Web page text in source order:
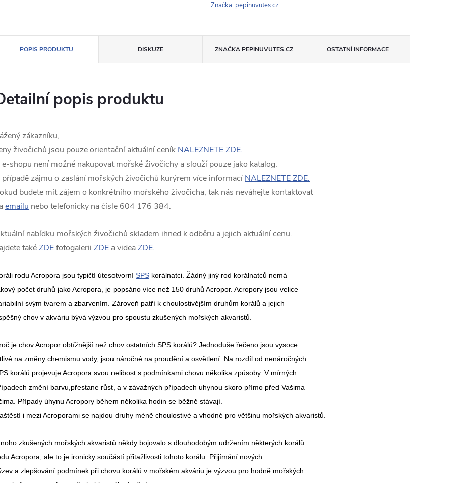
Značka: pepinuvutes.cz
POPIS PRODUKTU DISKUZE ZNAČKA PEPINUVUTES.CZ OSTATNÍ INFORMACE
popis produktu
zákazníku,
živočichů jsou pouze orientační aktuální ceník NALEZNETE ZDE.
e-shopu není možné nakupovat mořské živočichy a slouží pouze jako katalog.
případě zájmu o zaslání mořských živočichů kurýrem více informací NALEZNETE ZDE.
budete mít zájem o konkrétního mořského živočicha, tak nás neváhejte kontaktovat
emailu nebo telefonicky na čísle 604 176 384.
nabídku mořských živočichů skladem ihned k odběru a jejich aktuální cenu.
takéZDEfotogalerii ZDE a videaZDE.
rodu Acropora jsou typičtí útesotvorní SPS korálnatci. Žádný jiný rod korálnatců nemá
počet druhů jako Acropora, je popsáno více než 150 druhů Acropor. Acropory jsou velice
svým tvarem a zbarvením. Zároveň patří k choulostivějším druhům korálů a jejich
chov v akváriu bývá výzvou pro spoustu zkušených mořských akvaristů.
je chov Acropor obtížnější než chov ostatních SPS korálů? Jednoduše řečeno jsou vysoce
na změny chemismu vody, jsou náročné na proudění a osvětlení. Na rozdíl od nenáročných
korálů projevuje Acropora svou nelibost s podmínkami chovu několika způsoby. V mírných
změní barvu,přestane růst, a v závažných případech uhynou skoro přímo před Vašima
Případy úhynu Acropory během několika hodin se běžně stávají.
i mezi Acroporami se najdou druhy méně choulostivé a vhodné pro většinu mořských akvaristů.
zkušených mořských akvaristů někdy bojovalo s dlouhodobým udržením některých korálů
Acropora, ale to je ironicky součástí přitažlivosti tohoto korálu. Přijímání nových
a zlepšování podmínek při chovu korálů v mořském akváriu je výzvou pro hodně mořských